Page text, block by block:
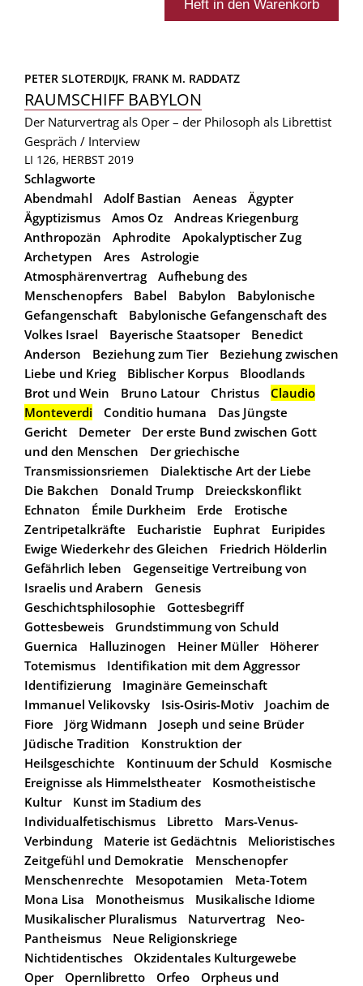
PETER SLOTERDIJK, FRANK M. RADDATZ
RAUMSCHIFF BABYLON
Der Naturvertrag als Oper – der Philosoph als Librettist
Gespräch / Interview
LI 126, HERBST 2019
Schlagworte
Abendmahl
Adolf Bastian Aeneas
Ägypter
Ägyptizismus
Amos Oz
Andreas Kriegenburg
Anthropozän
Aphrodite
Apokalyptischer Zug
Archetypen
Ares
Astrologie
Atmosphärenvertrag
Aufhebung des
Menschenopfers
Babel Babylon
Babylonische
Gefangenschaft
Babylonische Gefangenschaft des
Volkes Israel
Bayerische Staatsoper
Benedict
Anderson
Beziehung zum Tier
Beziehung zwischen
Liebe und Krieg
Biblischer Korpus
Bloodlands
Brot und Wein
Bruno Latour Christus
Claudio
Monteverdi
Conditio humana
Das Jüngste
Gericht
Demeter
Der erste Bund zwischen Gott
und den Menschen
Der griechische
Transmissionsriemen
Dialektische Art der Liebe
Die Bakchen
Donald Trump
Dreieckskonflikt
Echnaton
Émile Durkheim Erde
Erotische
Zentripetalkräfte
Eucharistie Euphrat
Euripides
Ewige Wiederkehr des Gleichen
Friedrich Hölderlin
Gefährlich leben
Gegenseitige Vertreibung von
Israelis und Arabern
Genesis
Geschichtsphilosophie
Gottesbegriff
Gottesbeweis
Grundstimmung von Schuld
Guernica
Halluzinogen Heiner Müller
Höherer
Totemismus
Identifikation mit dem Aggressor
Identifizierung
Imaginäre Gemeinschaft
Immanuel Velikovsky
Isis-Osiris-Motiv
Joachim de
Fiore
Jörg Widmann
Joseph und seine Brüder
Jüdische Tradition
Konstruktion der
Heilsgeschichte
Kontinuum der Schuld
Kosmische
Ereignisse als Himmelstheater
Kosmotheistische
Kultur
Kunst im Stadium des
Individualfetischismus
Libretto
Mars-Venus-
Verbindung
Materie ist Gedächtnis
Melioristisches
Zeitgefühl und Demokratie
Menschenopfer
Menschenrechte
Mesopotamien
Meta-Totem
Mona Lisa
Monotheismus
Musikalische Idiome
Musikalischer Pluralismus
Naturvertrag
Neo-
Pantheismus
Neue Religionskriege
Nichtidentisches
Okzidentales Kulturgewebe
Oper
Opernlibretto Orfeo
Orpheus und